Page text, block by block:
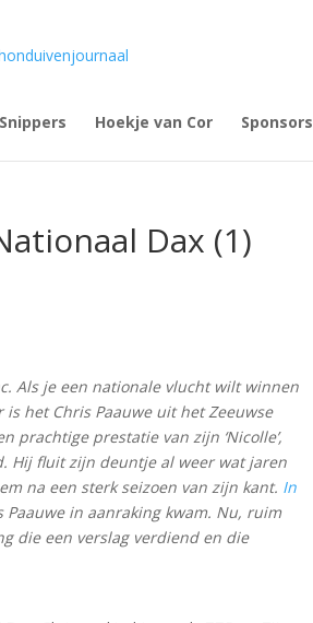
Snippers Hoekje van Cor Sponsors
Dax (1)
Als je een nationale vlucht wilt winnen
het Chris Paauwe uit het Zeeuwse
prachtige prestatie van zijn ‘Nicolle’,
Hij fluit zijn deuntje al weer wat jaren
na een sterk seizoen van zijn kant. In
in aanraking kwam. Nu, ruim
die een verslag verdiend en die